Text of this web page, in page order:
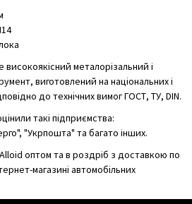
високоякісний металорізальний і
виготовлений на національних і
до технічних вимог ГОСТ, ТУ, DIN.
такі підприємства:
"Укрпошта" та багато інших.
оптом та в роздріб з доставкою по
магазині автомобільних